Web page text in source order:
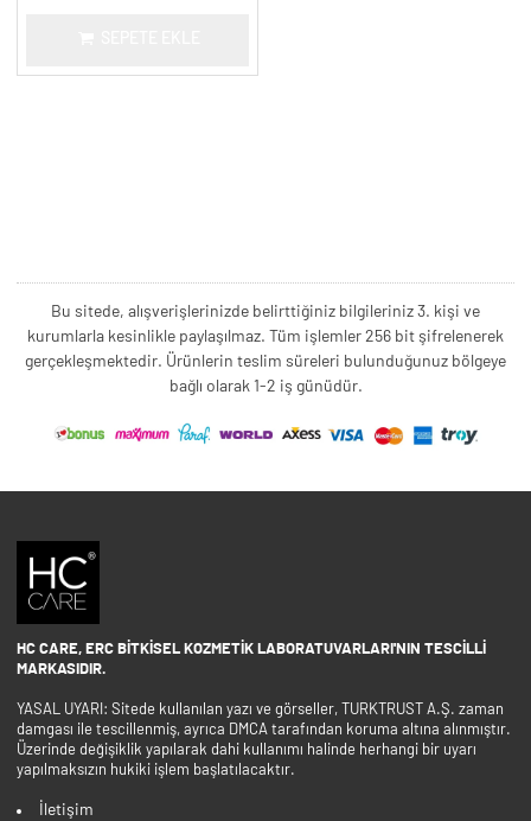
Bu sitede, alışverişlerinizde belirttiğiniz bilgileriniz 3. kişi ve
kurumlarla kesinlikle paylaşılmaz. Tüm işlemler 256 bit şifrelenerek
gerçekleşmektedir. Ürünlerin teslim süreleri bulunduğunuz bölgeye
bağlı olarak 1-2 iş günüdür.
HC CARE, ERC BITKISEL KOZMETIK LABORATUVARLARI'NIN TESCILLI
MARKASIDIR.
YASAL UYARI: Sitede kullanılan yazı ve görseller, TURKTRUST A.Ş. zaman
damgası ile tescillenmiş, ayrıca DMCA tarafından koruma altına alınmıştır.
Üzerinde değişiklik yapılarak dahi kullanımı halinde herhangi bir uyarı
yapılmaksızın hukiki işlem başlatılacaktır.
İletişim